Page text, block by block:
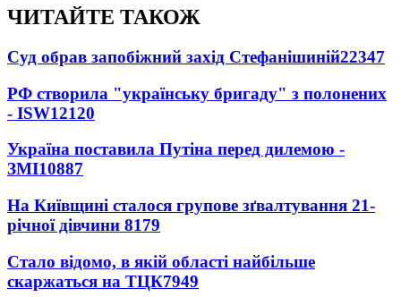
ЧИТАЙТЕ ТАКОЖ
Суд обрав запобіжний захід Стефанішиній22347
РФ створила "українську бригаду" з полонених
- ISW12120
Україна поставила Путіна перед дилемою -
ЗМІ10887
На Київщині сталося групове зґвалтування 21-
річної дівчини 8179
Стало відомо, в якій області найбільше
скаржаться на ТЦК7949